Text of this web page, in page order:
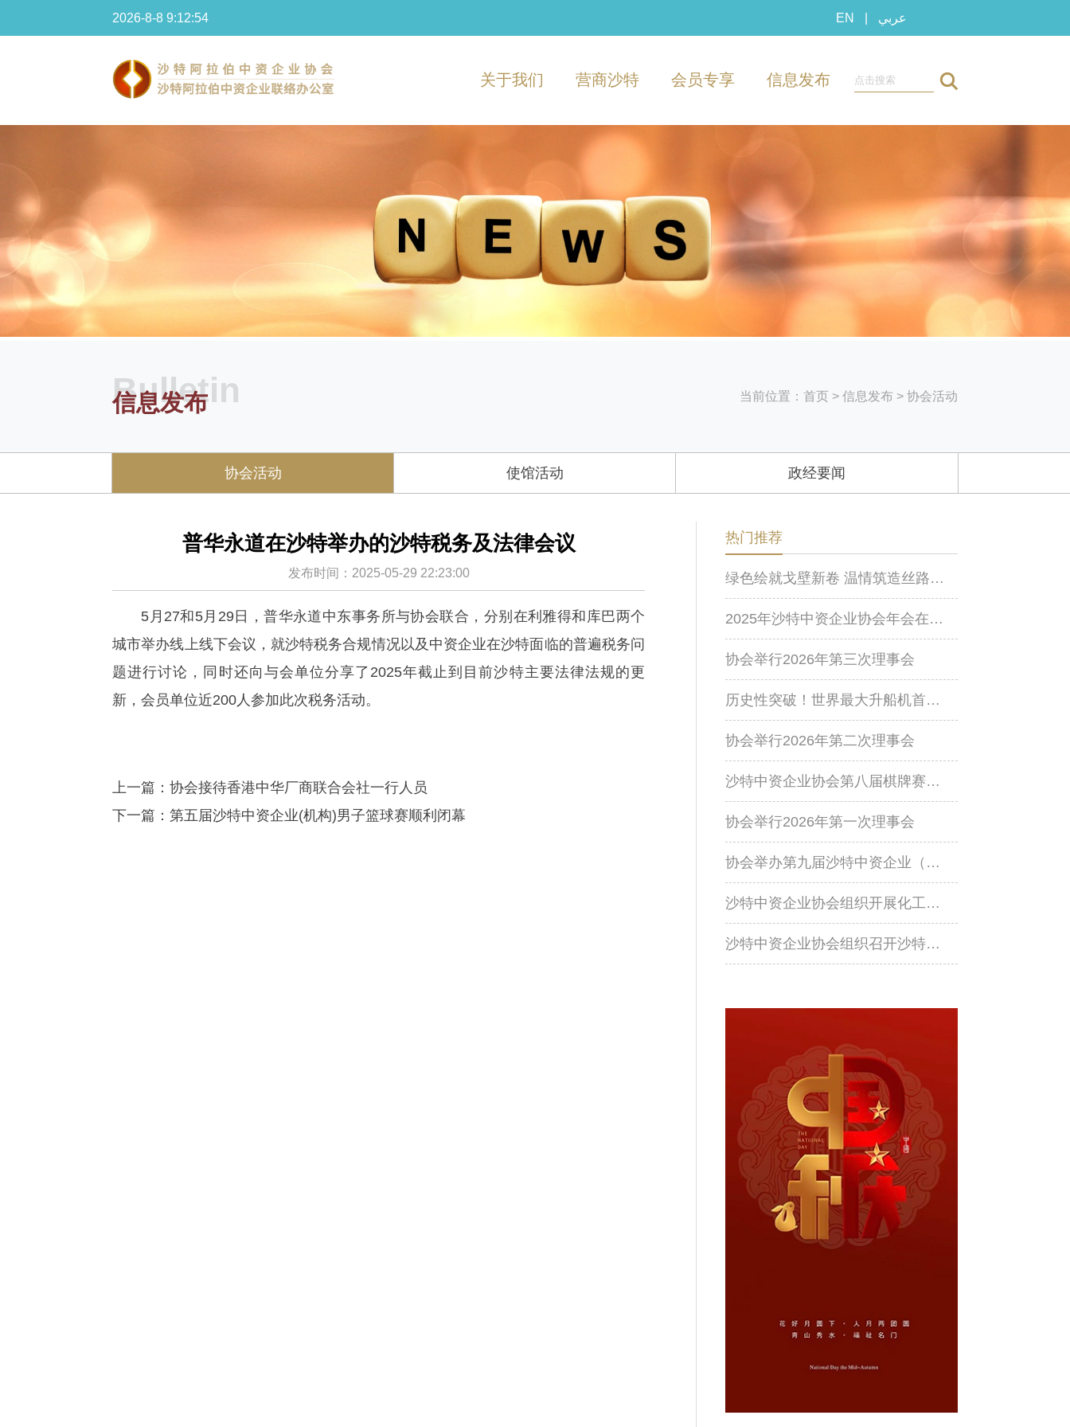
2026-8-8 9:12:54 EN عربي
关于我们 营商沙特 会员专享 信息发布
Bulletin
信息发布 当前位置： 首页> 信息发布 > 协会活动
协会活动 使馆活动 政经要闻
普华永道在沙特举办的沙特税务及法律会议
发布时间：2025-05-29 22:23:00
5月27和5月29日，普华永道中东事务所与协会联合，分别在利雅得和库巴两个
城市举办线上线下会议，就沙特税务合规情况以及中资企业在沙特面临的普遍税务问
题进行讨论，同时还向与会单位分享了2025年截止到目前沙特主要法律法规的更
新，会员单位近200人参加此次税务活动。
上一篇：协会接待香港中华厂商联合会社一行人员
下一篇：第五届沙特中资企业(机构)男子篮球赛顺利闭幕
热门推荐
绿色绘就戈壁新卷 温情筑造丝路家园
2025年沙特中资企业协会年会在利雅得举行
协会举行2026年第三次理事会
历史性突破！世界最大升船机首次顺利实现实船提升作业
协会举行2026年第二次理事会
沙特中资企业协会第八届棋牌赛成功举行
协会举行2026年第一次理事会
协会举办第九届沙特中资企业（机构）羽毛球比赛
沙特中资企业协会组织开展化工设施安全风险防控专题线上培训
沙特中资企业协会组织召开沙特近期安全形式及应对专题会议